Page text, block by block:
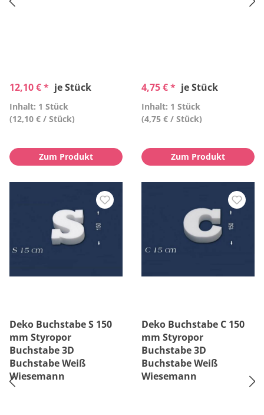
12,10 € * je Stück
Inhalt: 1 Stück
(12,10 € / Stück)
Zum Produkt
4,75 € * je Stück
Inhalt: 1 Stück
(4,75 € / Stück)
Zum Produkt
Deko Buchstabe S 150
mm Styropor
Buchstabe 3D
Buchstabe Weiß
Wiesemann
Deko Buchstabe C 150
mm Styropor
Buchstabe 3D
Buchstabe Weiß
Wiesemann